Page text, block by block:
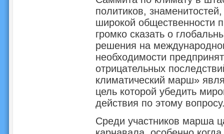
политиков,
широкой общественности
громко сказать о
решения на
необходимости
отрицательных
климатический марш»
цель которой убедить
действия по этому
Среди участников марша